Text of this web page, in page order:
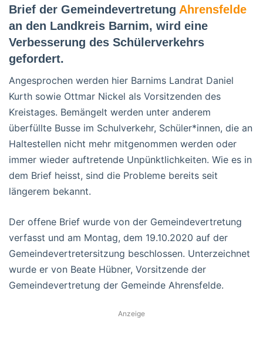
Brief der Gemeindevertretung Ahrensfelde
an den Landkreis Barnim, wird eine
Verbesserung des Schülerverkehrs
gefordert.
Angesprochen werden hier Barnims Landrat Daniel
Kurth sowie Ottmar Nickel als Vorsitzenden des
Kreistages. Bemängelt werden unter anderem
überfüllte Busse im Schulverkehr, Schüler*innen, die an
Haltestellen nicht mehr mitgenommen werden oder
immer wieder auftretende Unpünktlichkeiten. Wie es in
dem Brief heisst, sind die Probleme bereits seit
längerem bekannt.
Der offene Brief wurde von der Gemeindevertretung
verfasst und am Montag, dem 19.10.2020 auf der
Gemeindevertretersitzung beschlossen. Unterzeichnet
wurde er von Beate Hübner, Vorsitzende der
Gemeindevertretung der Gemeinde Ahrensfelde.
Anzeige